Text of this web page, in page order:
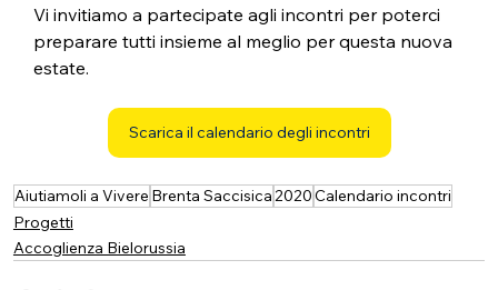
Vi invitiamo a partecipate agli incontri per poterci
preparare tutti insieme al meglio per questa nuova
estate.
Scarica il calendario degli incontri
Aiutiamoli a Vivere Brenta Saccisica2020Calendario incontri
Progetti
Accoglienza Bielorussia